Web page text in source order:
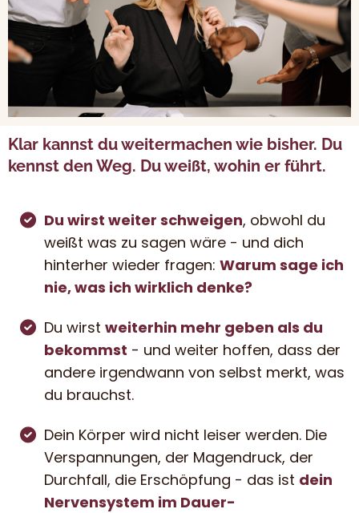
Klar kannst du weitermachen wie bisher. Du
kennst den Weg. Du weißt, wohin er führt.
Du wirst weiter schweigen, obwohl du
weißt was zu sagen wäre - und dich
hinterher wieder fragen: Warum sage ich
nie, was ich wirklich denke?
Du wirst weiterhin mehr geben als du
bekommst - und weiter hoffen, dass der
andere irgendwann von selbst merkt, was
du brauchst.
Dein Körper wird nicht leiser werden. Die
Verspannungen, der Magendruck, der
Durchfall, die Erschöpfung - das ist dein
Nervensystem im Dauer-